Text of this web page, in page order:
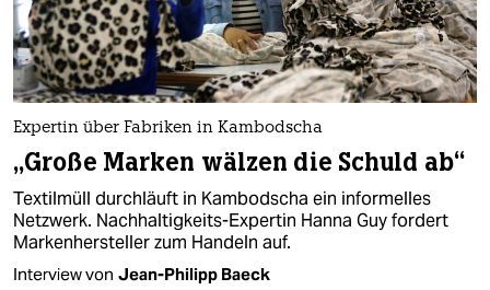
genossenschaft
epaper login
Expertin über Fabriken in Kambodscha
„Große Marken wälzen die Schuld ab“
Textilmüll durchläuft in Kambodscha ein informelles
Netzwerk. Nachhaltigkeits-Expertin Hanna Guy fordert
Markenhersteller zum Handeln auf.
Interview von Jean-Philipp Baeck